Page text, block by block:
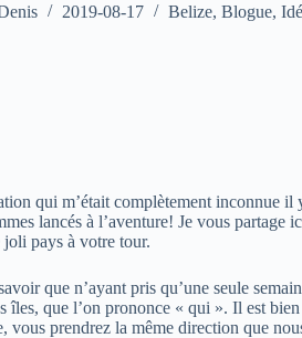
2019-08-17 Belize, Blogue,
qui m’était complètement inconnue
lancés à l’aventure! Je vous
pays à votre tour.
que n’ayant pris qu’une seule
îles, que l’on prononce « qui ». Il est
vous prendrez la même direction que